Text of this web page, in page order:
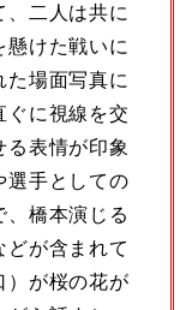
、二人は共に
懸けた戦いに
た場面写真に
ぐに視線を交
る表情が印象
選手としての
、橋本演じる
どが含まれて
）が桜の花が